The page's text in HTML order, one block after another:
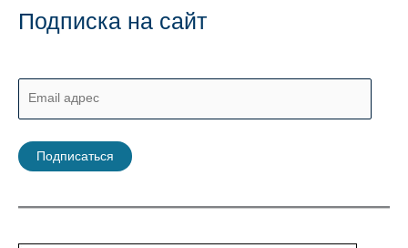
Подписка на сайт
m
i
а
Подписаться